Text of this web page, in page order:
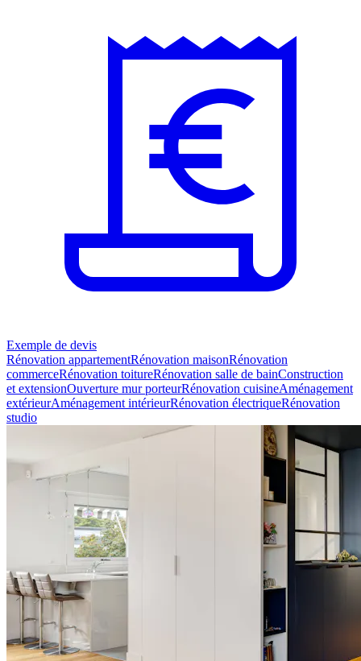
Exemple de devis
Rénovation appartementRénovation maisonRénovation
commerceRénovation toitureRénovation salle de bainConstruction
et extensionOuverture mur porteurRénovation cuisineAménagement
extérieurAménagement intérieurRénovation électriqueRénovation
studio